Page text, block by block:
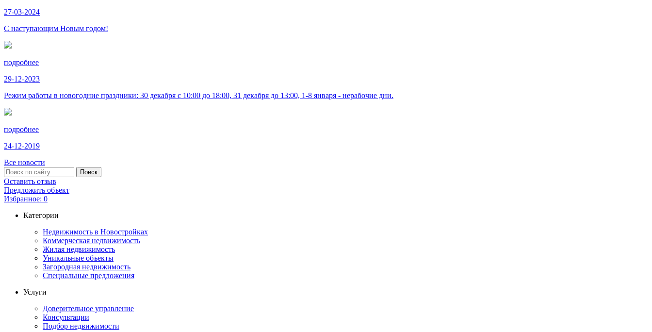
27-03-2024
С наступающим Новым годом!
подробнее
29-12-2023
Режим работы в новогодние праздники: 30 декабря с 10:00 до 18:00, 31 декабря до 13:00, 1-8 января - нерабочие дни.
подробнее
24-12-2019
Все новости
Оставить отзыв
Предложить объект
Избранное: 0
Категории
Недвижимость в Новостройках
Коммерческая недвижимость
Жилая недвижимость
Уникальные объекты
Загородная недвижимость
Специальные предложения
Услуги
Доверительное управление
Консультации
Подбор недвижимости